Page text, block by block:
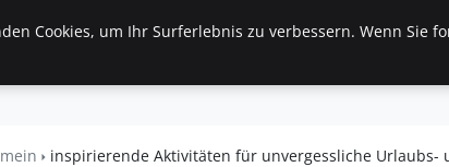
Startseite Allgemein Finanzen
inspirierende Aktivitäten für unvergessliche Urlaubs-
Cookies, um Ihr Surferlebnis zu verbessern. Wenn Sie